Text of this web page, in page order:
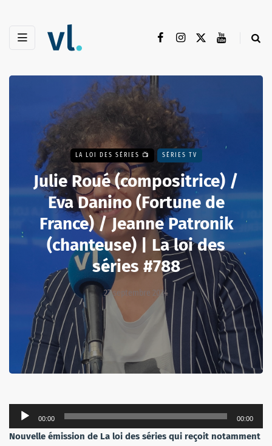
LA LOI DES SÉRIES 📺 SÉRIES TV
Julie Roué (compositrice) /
Eva Danino (Fortune de
France) / Jeanne Patronik
(chanteuse) | La loi des
séries #788
27 septembre 2024
Lecteur
audio
00:00 00:00
Nouvelle émission de La loi des séries qui reçoit notamment